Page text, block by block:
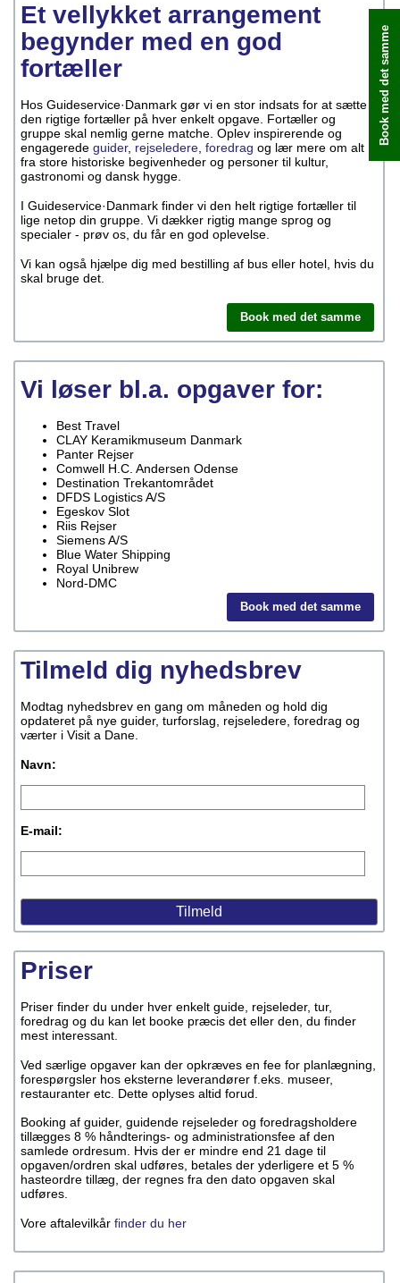
Et vellykket arrangement
begynder med en god
fortæller
Hos Guideservice·Danmark gør vi en stor indsats for at sætte
den rigtige fortæller på hver enkelt opgave. Fortæller og
gruppe skal nemlig gerne matche. Oplev inspirerende og
engagerede guider, rejseledere foredrag og lær mere om alt
fra store historiske begivenheder og personer til kultur,
gastronomi og dansk hygge.
I Guideservice·Danmark finder vi den helt rigtige fortæller til
lige netop din gruppe. Vi dækker rigtig mange sprog og
specialer - prøv os, du får en god oplevelse.
Vi kan også hjælpe dig med bestilling af bus eller hotel, hvis du
skal bruge det.
Book med det samme
Vi løser bl.a. opgaver for:
Best Travel
CLAY Keramikmuseum Danmark
Panter Rejser
Comwell H.C. Andersen Odense
Destination Trekantområdet
DFDS Logistics A/S
Egeskov Slot
Riis Rejser
Siemens A/S
Blue Water Shipping
Royal Unibrew
Nord-DMC
Book med det samme
Tilmeld dig nyhedsbrev
Modtag nyhedsbrev en gang om måneden og hold dig
opdateret på nye guider, turforslag, rejseledere, foredrag og
værter i Visit a Dane.
Navn:
E-mail:
Priser
Priser finder du under hver enkelt guide, rejseleder, tur,
foredrag og du kan let booke præcis det eller den, du finder
mest interessant.
Ved særlige opgaver kan der opkræves en fee for planlægning,
forespørgsler hos eksterne leverandører f.eks. museer,
restauranter etc. Dette oplyses altid forud.
Booking af guider, guidende rejseleder og foredragsholdere
tillægges 8 % håndterings- og administrationsfee af den
samlede ordresum. Hvis der er mindre end 21 dage til
opgaven/ordren skal udføres, betales der yderligere et 5 %
hasteordre tillæg, der regnes fra den dato opgaven skal
udføres.
Vore aftalevilkår finder du her
Book med det samme